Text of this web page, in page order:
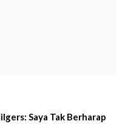
Saya Tak Berharap